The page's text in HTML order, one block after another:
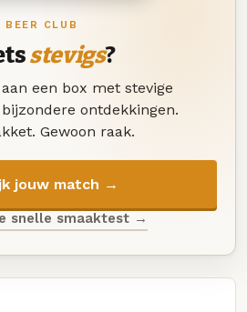
BEER CLUB
stevigs?
een box met stevige
ontdekkingen.
Gewoon raak.
jouw match →
snelle smaaktest →